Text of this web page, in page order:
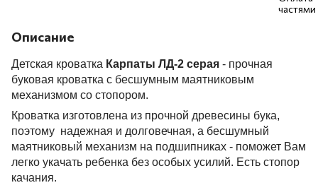
Описание
Детская кроватка Карпаты ЛД-2 серая - прочная
буковая кроватка с бесшумным маятниковым
механизмом со стопором.
Кроватка изготовлена из прочной древесины бука,
поэтому надежная и долговечная, а бесшумный
маятниковый механизм на подшипниках - поможет Вам
легко укачать ребенка без особых усилий. Есть стопор
качания.